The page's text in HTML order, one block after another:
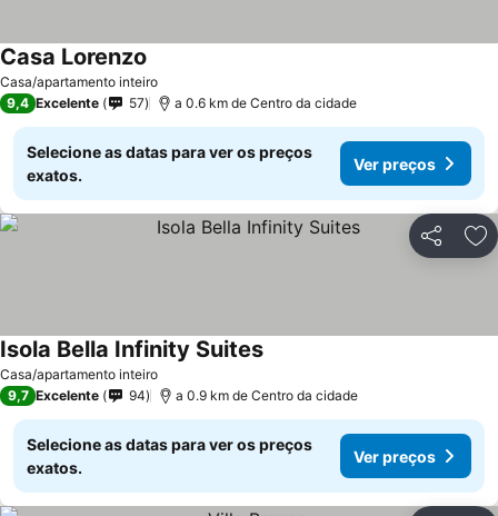
Casa/apartamento inteiro
Casa Lorenzo
9,4 Excelente 57 a 0.6 km de Centro da cidade
Selecione as datas para ver os preços
exatos.
Ver preços
Partilhar
Casa/apartamento inteiro
Isola Bella Infinity SuitesVer preços
9,7 Excelente 94 a 0.9 km de Centro da cidade
Selecione as datas para ver os preços
exatos.
Ver preços